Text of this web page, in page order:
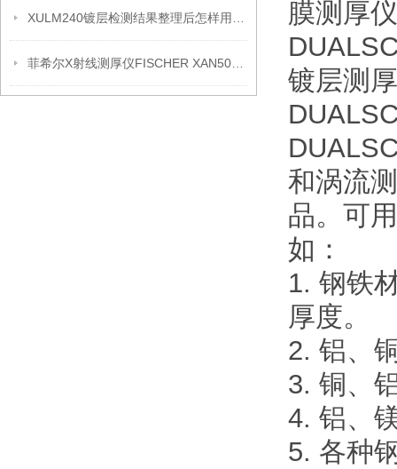
膜测厚仪
镀层测
和涡流
品。可
如：
1. 钢铁
厚度。
2. 铝、
3. 铜、
4. 铝、
5. 各种